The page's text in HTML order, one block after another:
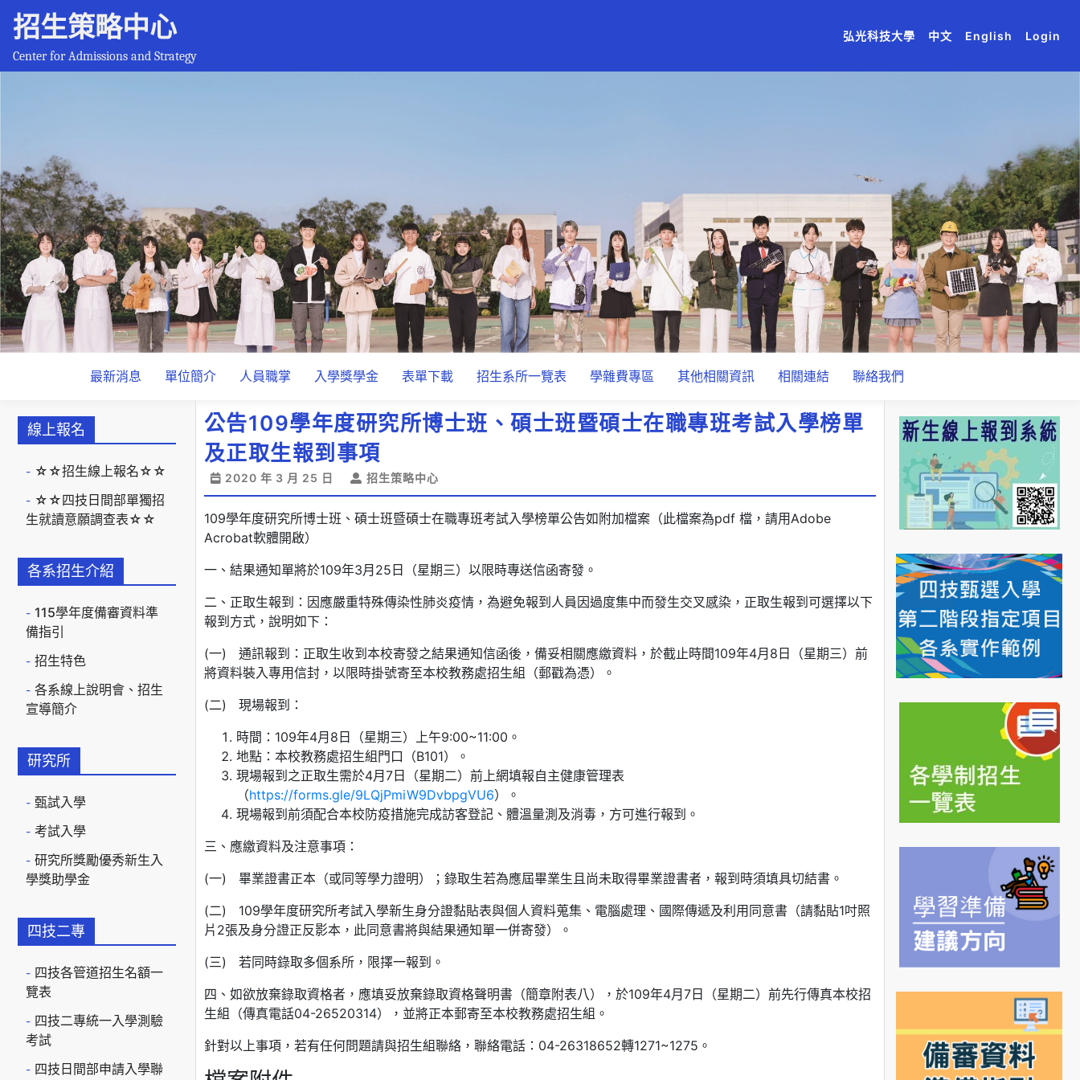
招生策略中心
Center for Admissions and Strategy
(current)
(current)
弘光科技大學 (current)
中文 (current)
English (current)
Login
最新消息 單位簡介 人員職掌 入學獎學金 表單下載 招生系所一覽表 學雜費專區 其他相關資訊 相關連結 聯絡我們
線上報名
☆☆招生線上報名☆☆
☆☆四技日間部單獨招
生就讀意願調查表☆☆
各系招生介紹
115學年度備審資料準
備指引
招生特色
各系線上說明會、招生
宣導簡介
研究所
甄試入學
考試入學
研究所獎勵優秀新生入
學獎助學金
四技二專
四技各管道招生名額一
覽表
四技二專統一入學測驗
考試
四技日間部申請入學聯
公告109學年度研究所博士班、碩士班暨碩士在職專班考試入學榜單
及正取生報到事項
2020 年 3 月 25 日 招生策略中心
109學年度研究所博士班、碩士班暨碩士在職專班考試入學榜單公告如附加檔案（此檔案為pdf 檔，請用Adobe
Acrobat軟體開啟）
一、結果通知單將於109年3月25日（星期三）以限時專送信函寄發。
二、正取生報到：因應嚴重特殊傳染性肺炎疫情，為避免報到人員因過度集中而發生交叉感染，正取生報到可選擇以下
報到方式，說明如下：
(一) 通訊報到：正取生收到本校寄發之結果通知信函後，備妥相關應繳資料，於截止時間109年4月8日（星期三）前
將資料裝入專用信封，以限時掛號寄至本校教務處招生組（郵戳為憑）。
(二) 現場報到：
時間：109年4月8日（星期三）上午9:00~11:00。
地點：本校教務處招生組門口（B101）。
現場報到之正取生需於4月7日（星期二）前上網填報自主健康管理表
（https://forms.gle/9LQjPmiW9DvbpgVU6）。
現場報到前須配合本校防疫措施完成訪客登記、體溫量測及消毒，方可進行報到。
三、應繳資料及注意事項：
(一) 畢業證書正本（或同等學力證明）；錄取生若為應屆畢業生且尚未取得畢業證書者，報到時須填具切結書。
(二) 109學年度研究所考試入學新生身分證黏貼表與個人資料蒐集、電腦處理、國際傳遞及利用同意書（請黏貼1吋照
片2張及身分證正反影本，此同意書將與結果通知單一併寄發）。
(三) 若同時錄取多個系所，限擇一報到。
四、如欲放棄錄取資格者，應填妥放棄錄取資格聲明書（簡章附表八），於109年4月7日（星期二）前先行傳真本校招
生組（傳真電話04-26520314），並將正本郵寄至本校教務處招生組。
針對以上事項，若有任何問題請與招生組聯絡，聯絡電話：04-26318652轉1271~1275。